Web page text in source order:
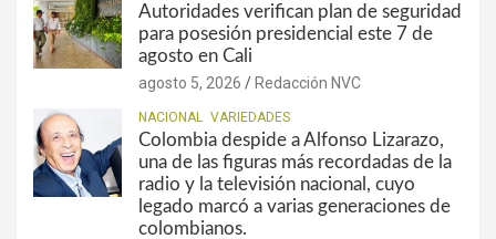
Autoridades verifican plan de seguridad
para posesión presidencial este 7 de
agosto en Cali
agosto 5, 2026 Redacción NVC
NACIONAL VARIEDADES
Colombia despide a Alfonso Lizarazo,
una de las figuras más recordadas de la
radio y la televisión nacional, cuyo
legado marcó a varias generaciones de
colombianos.